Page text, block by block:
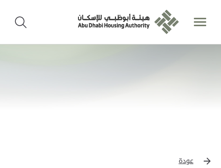
عودة